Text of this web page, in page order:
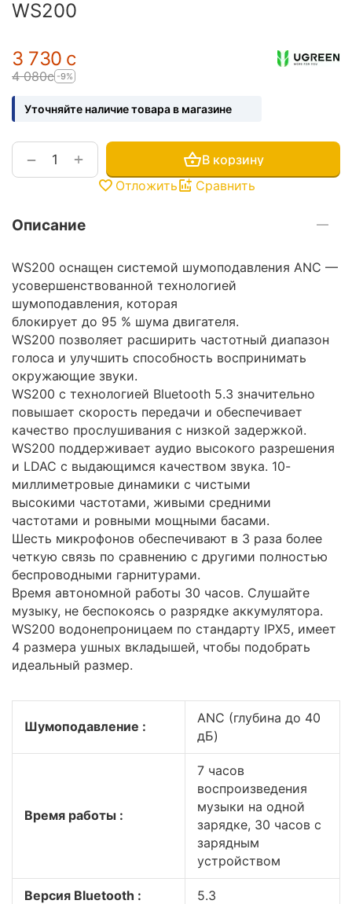
WS200
3 730 с
4 080с -9%
Уточняйте наличие товара в магазине
+
−
В корзину
Отложить
Сравнить
Описание
WS200 оснащен системой шумоподавления ANC —
усовершенствованной технологией
шумоподавления, которая
блокирует до 95 % шума двигателя.
WS200 позволяет расширить частотный диапазон
голоса и улучшить способность воспринимать
окружающие звуки.
WS200 с технологией Bluetooth 5.3 значительно
повышает скорость передачи и обеспечивает
качество прослушивания с низкой задержкой.
WS200 поддерживает аудио высокого разрешения
и LDAC с выдающимся качеством звука. 10-
миллиметровые динамики с чистыми
высокими частотами, живыми средними
частотами и ровными мощными басами.
Шесть микрофонов обеспечивают в 3 раза более
четкую связь по сравнению с другими полностью
беспроводными гарнитурами.
Время автономной работы 30 часов. Слушайте
музыку, не беспокоясь о разрядке аккумулятора.
WS200 водонепроницаем по стандарту IPX5, имеет
4 размера ушных вкладышей, чтобы подобрать
идеальный размер.
Шумоподавление :
ANC (глубина до 40
дБ)
Время работы :
7 часов
воспроизведения
музыки на одной
зарядке, 30 часов с
зарядным
устройством
Версия Bluetooth : 5.3